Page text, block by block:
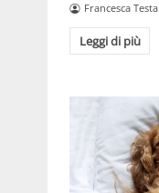
Francesca Testa
Leggi di più